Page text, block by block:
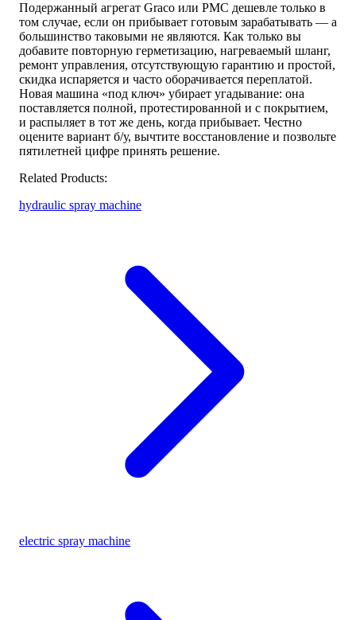
Подержанный агрегат Graco или PMC дешевле только в
том случае, если он прибывает готовым зарабатывать — а
большинство таковыми не являются. Как только вы
добавите повторную герметизацию, нагреваемый шланг,
ремонт управления, отсутствующую гарантию и простой,
скидка испаряется и часто оборачивается переплатой.
Новая машина «под ключ» убирает угадывание: она
поставляется полной, протестированной и с покрытием,
и распыляет в тот же день, когда прибывает. Честно
оцените вариант б/у, вычтите восстановление и позвольте
пятилетней цифре принять решение.
Related Products:
hydraulic spray machine
electric spray machine